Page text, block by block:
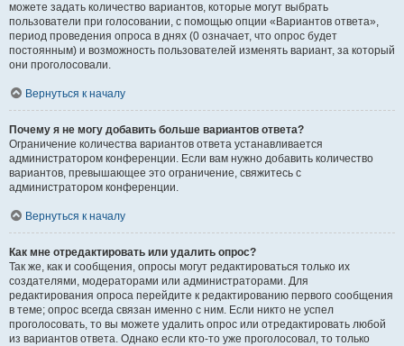
можете задать количество вариантов, которые могут выбрать
пользователи при голосовании, с помощью опции «Вариантов ответа»,
период проведения опроса в днях (0 означает, что опрос будет
постоянным) и возможность пользователей изменять вариант, за который
они проголосовали.
Вернуться к началу
Почему я не могу добавить больше вариантов ответа?
Ограничение количества вариантов ответа устанавливается
администратором конференции. Если вам нужно добавить количество
вариантов, превышающее это ограничение, свяжитесь с
администратором конференции.
Вернуться к началу
Как мне отредактировать или удалить опрос?
Так же, как и сообщения, опросы могут редактироваться только их
создателями, модераторами или администраторами. Для
редактирования опроса перейдите к редактированию первого сообщения
в теме; опрос всегда связан именно с ним. Если никто не успел
проголосовать, то вы можете удалить опрос или отредактировать любой
из вариантов ответа. Однако если кто-то уже проголосовал, то только